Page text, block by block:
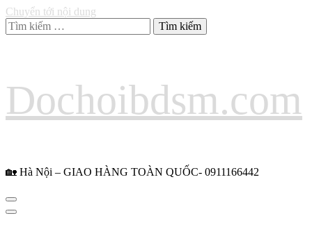
Chuyển tới nội dung
Tìm
kiếm
Dochoibdsm.com
🏡 Hà Nội – GIAO HÀNG TOÀN QUỐC- 0911166442